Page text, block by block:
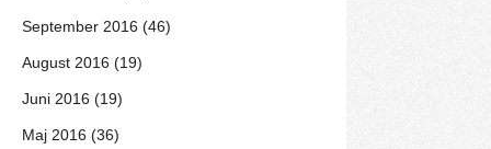
September 2016 (46)
August 2016 (19)
Juni 2016 (19)
Maj 2016 (36)